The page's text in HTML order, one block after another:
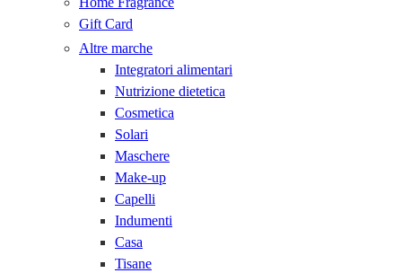
Gift Card
Altre marche
Integratori alimentari
Nutrizione dietetica
Cosmetica
Solari
Maschere
Make-up
Capelli
Indumenti
Casa
Tisane